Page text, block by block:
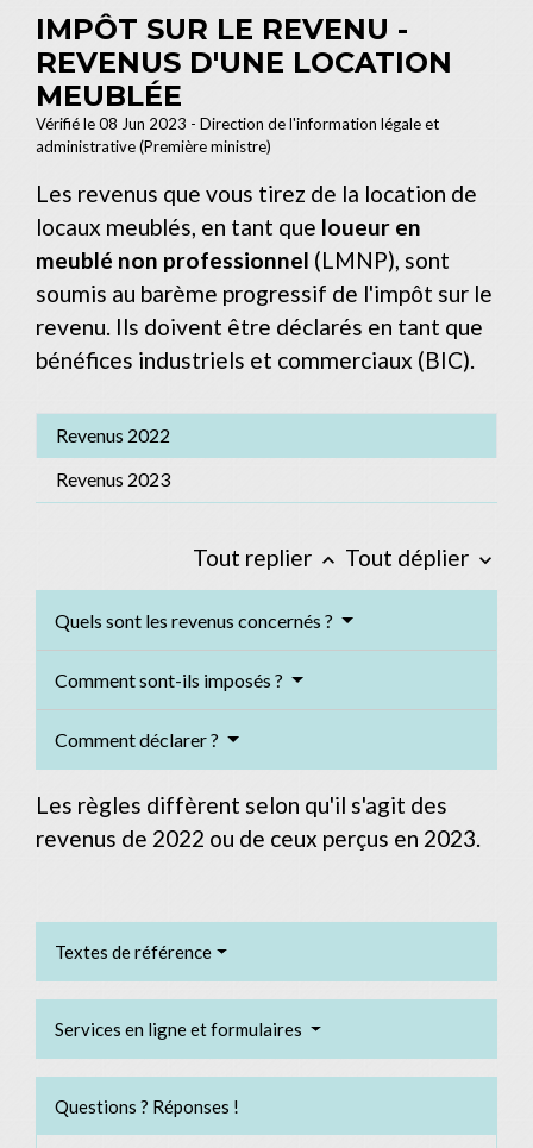
IMPÔT SUR LE REVENU -
REVENUS D'UNE LOCATION
MEUBLÉE
Vérifié le 08 Jun 2023 - Direction de l'information légale et
administrative (Première ministre)
Les revenus que vous tirez de la location de
locaux meublés, en tant que loueur en
meublé non professionnel (LMNP), sont
soumis au barème progressif de l'impôt sur le
revenu. Ils doivent être déclarés en tant que
bénéfices industriels et commerciaux (BIC).
Revenus 2022
Revenus 2023
Tout replier keyboard_arrow_up Tout déplier keyboard_arrow_down
Quels sont les revenus concernés ?
Comment sont-ils imposés ?
Comment déclarer ?
Les règles diffèrent selon qu'il s'agit des
revenus de 2022 ou de ceux perçus en 2023.
Textes de référence
Services en ligne et formulaires
Questions ? Réponses !